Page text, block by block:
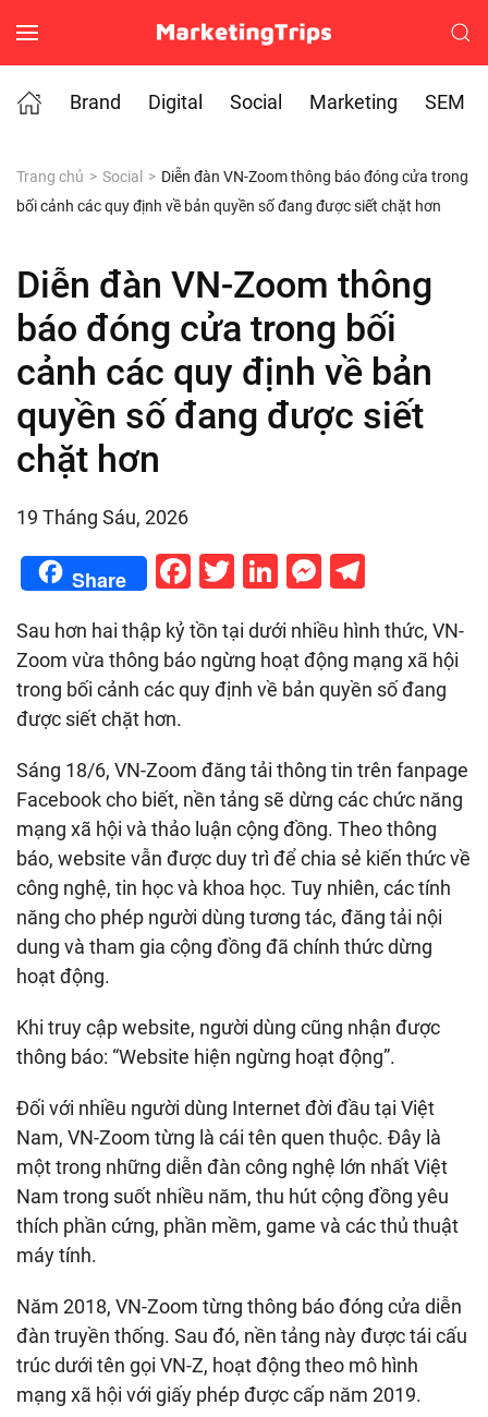
Skip to main content
Brand
Digital Social Marketing SEM
Trang chủ Social
Diễn đàn VN-Zoom thông báo đóng cửa trong
bối cảnh các quy định về bản quyền số đang được siết chặt hơn
Diễn đàn VN-Zoom thông
báo đóng cửa trong bối
cảnh các quy định về bản
quyền số đang được siết
chặt hơn
19 Tháng Sáu, 2026
Share Facebook
Twitter
LinkedIn
Sau hơn hai thập kỷ tồn tại dưới nhiều hình thức, VN-
Zoom vừa thông báo ngừng hoạt động mạng xã hội
trong bối cảnh các quy định về bản quyền số đang
được siết chặt hơn.
Sáng 18/6, VN-Zoom đăng tải thông tin trên fanpage
Facebook cho biết, nền tảng sẽ dừng các chức năng
mạng xã hội và thảo luận cộng đồng. Theo thông
báo, website vẫn được duy trì để chia sẻ kiến thức về
công nghệ, tin học và khoa học. Tuy nhiên, các tính
năng cho phép người dùng tương tác, đăng tải nội
dung và tham gia cộng đồng đã chính thức dừng
hoạt động.
Khi truy cập website, người dùng cũng nhận được
thông báo: “Website hiện ngừng hoạt động”.
Đối với nhiều người dùng Internet đời đầu tại Việt
Nam, VN-Zoom từng là cái tên quen thuộc. Đây là
một trong những diễn đàn công nghệ lớn nhất Việt
Nam trong suốt nhiều năm, thu hút cộng đồng yêu
thích phần cứng, phần mềm, game và các thủ thuật
máy tính.
Năm 2018, VN-Zoom từng thông báo đóng cửa diễn
đàn truyền thống. Sau đó, nền tảng này được tái cấu
trúc dưới tên gọi VN-Z, hoạt động theo mô hình
mạng xã hội với giấy phép được cấp năm 2019.